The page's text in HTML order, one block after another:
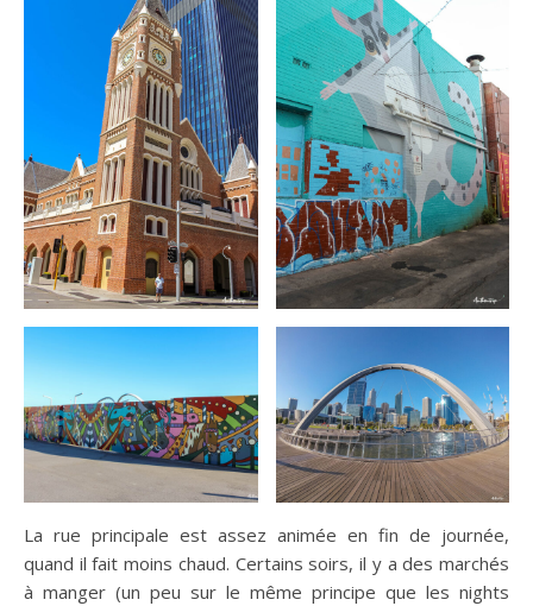
La rue principale est assez animée en fin de journée,
quand il fait moins chaud. Certains soirs, il y a des marchés
à manger (un peu sur le même principe que les nights